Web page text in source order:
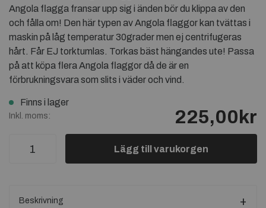
Angola flagga fransar upp sig i änden bör du klippa av den
och fålla om! Den här typen av Angola flaggor kan tvättas i
maskin på låg temperatur 30grader men ej centrifugeras
hårt. Får EJ torktumlas. Torkas bäst hängandes ute! Passa
på att köpa flera Angola flaggor då de är en
förbrukningsvara som slits i väder och vind.
Finns i lager
Inkl. moms: 225,00kr
Lägg till varukorgen
Beskrivning